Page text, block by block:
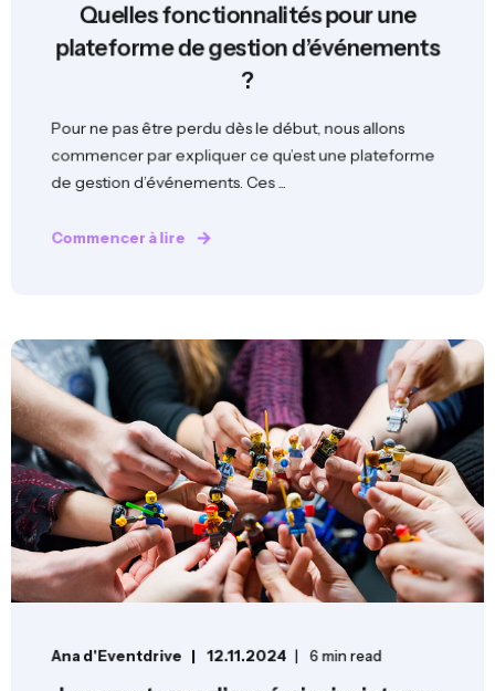
Quelles fonctionnalités pour une
plateforme de gestion d’événements
?
Pour ne pas être perdu dès le début, nous allons
commencer par expliquer ce qu’est une plateforme
de gestion d’événements. Ces ...
Commencer à lire
Ana d'Eventdrive 12.11.2024 6 min read